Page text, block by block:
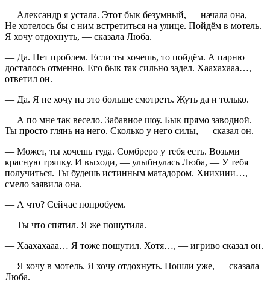
— Александр я устала. Этот бык безумный, — начала она, —
Не хотелось бы с ним встретиться на улице. Пойдём в мотель.
Я хочу отдохнуть, — сказала Люба.
— Да. Нет проблем. Если ты хочешь, то пойдём. А парню
досталось отменно. Его бык так сильно задел. Хаахахааа…, —
ответил он.
— Да. Я не хочу на это больше смотреть. Жуть да и только.
— А по мне так весело. Забавное шоу. Бык прямо заводной.
Ты просто глянь на него. Сколько у него силы, — сказал он.
— Может, ты хочешь туда. Сомбреро у тебя есть. Возьми
красную тряпку. И выходи, — улыбнулась Люба, — У тебя
получиться. Ты будешь истинным матадором. Хиихиии…, —
смело заявила она.
— А что? Сейчас попробуем.
— Ты что спятил. Я же пошутила.
— Хаахахааа… Я тоже пошутил. Хотя…, — игриво сказал он.
— Я хочу в мотель. Я хочу отдохнуть. Пошли уже, — сказала
Люба.